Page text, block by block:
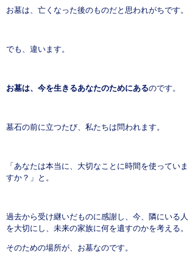
お墓は、亡くなった後のものだと思われがちです。
でも、違います。
お墓は、今を生きるあなたのためにあるのです。
墓石の前に立つたび、私たちは問われます。
「あなたは本当に、大切なことに時間を使っていま
すか？」と。
過去から受け継いだものに感謝し、今、隣にいる人
を大切にし、未来の家族に何を遺すのかを考える。
そのための場所が、お墓なのです。